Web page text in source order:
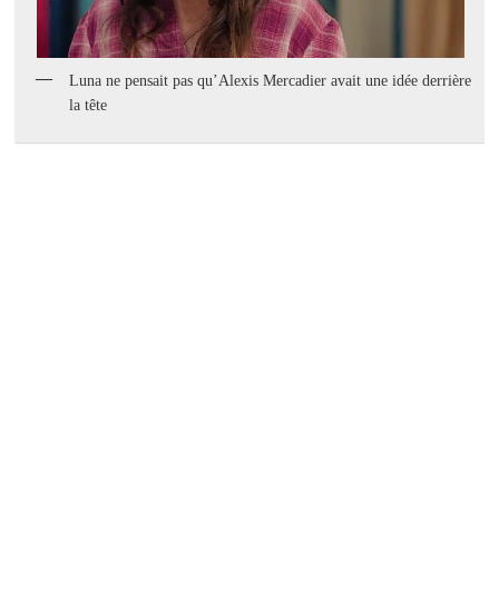
Luna ne pensait pas qu’Alexis Mercadier avait une idée derrière
la tête